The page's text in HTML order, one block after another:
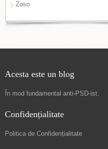
Zoso
Acesta este un blog
În mod fundamental anti-PSD-ist.
Confidențialitate
Politica de Confidențialitate